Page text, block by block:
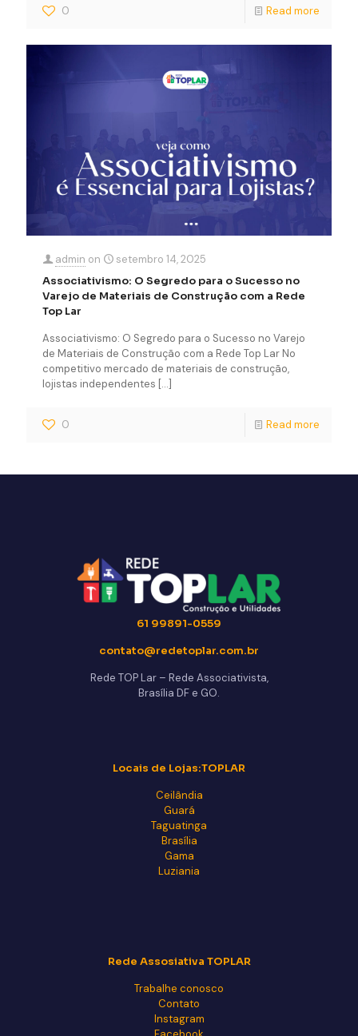
0 Read more
admin on
setembro 14, 2025
Associativismo: O Segredo para o Sucesso no
Varejo de Materiais de Construção com a Rede
Top Lar
Associativismo: O Segredo para o Sucesso no Varejo
de Materiais de Construção com a Rede Top Lar No
competitivo mercado de materiais de construção,
lojistas independentes […]
0 Read more
61 99891-0559
contato@redetoplar.com.br
Rede TOP Lar – Rede Associativista,
Brasília DF e GO.
Locais de Lojas:TOPLAR
Ceilândia
Guará
Taguatinga
Brasília
Gama
Luziania
Rede Assosiativa TOPLAR
Trabalhe conosco
Contato
Instagram